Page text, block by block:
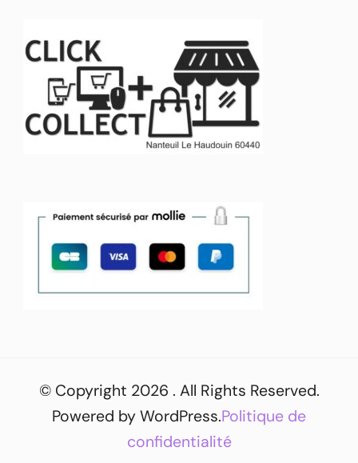
© Copyright 2026 . All Rights Reserved.
Powered by WordPress.Politique de
confidentialité